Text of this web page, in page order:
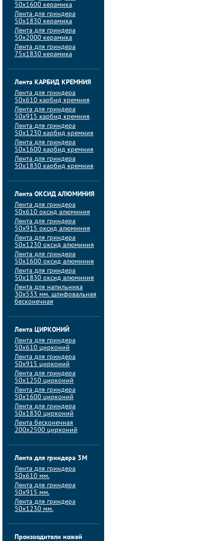
50х1600 керамика
Лента для гриндера
50х1830 керамика
Лента для гриндера
50х2000 керамика
Лента для гриндера
75х1830 керамика
Лента КАРБИД КРЕМНИЯ
Лента для гриндера
50х610 карбид кремния
Лента для гриндера
50х915 карбид кремния
Лента для гриндера
50х1230 карбид кремния
Лента для гриндера
50х1600 карбид кремния
Лента для гриндера
50х1830 карбид кремния
Лента ОКСИД АЛЮМИНИЯ
Лента для гриндера
50х610 оксид алюминия
Лента для гриндера
50х915 оксид алюминия
Лента для гриндера
50х1230 оксид алюминия
Лента для гриндера
50х1600 оксид алюминия
Лента для гриндера
50х1830 оксид алюминия
Лента для напильника
30х533 мм. шлифовальная
бесконечная
Лента ЦИРКОНИЙ
Лента для гриндера
50х610 цирконий
Лента для гриндера
50х915 цирконий
Лента для гриндера
50х1250 цирконий
Лента для гриндера
50х1600 цирконий
Лента для гриндера
50x1830 цирконий
Лента бесконечная
200х2500 цирконий
Лента для гриндера 3M
Лента для гриндера
50x610 мм.
Лента для гриндера
50x915 мм.
Лента для гриндера
50x1230 мм.
Производители ножей